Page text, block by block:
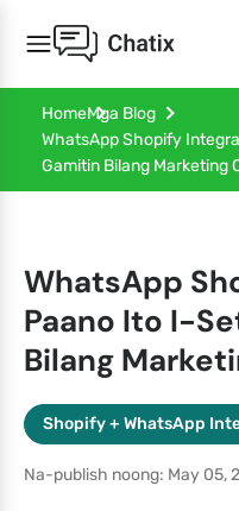
HomeMga Blog
WhatsApp Shopify
Gamitin Bilang Marketing
WhatsApp
Paano Ito I-
Bilang
Shopify + WhatsApp
Na-publish noong: May 05,